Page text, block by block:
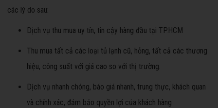
các lý do sau:
Dịch vụ thu mua uy tín, tin cậy hàng đầu tại TP.HCM
Thu mua tất cả các loại tủ lạnh cũ, hỏng, tất cả các thương
hiệu, công suất với giá cao so với thị trường.
Dịch vụ nhanh chóng, báo giá nhanh, trung thực, khách quan
và chính xác, đảm bảo quyền lợi của khách hàng